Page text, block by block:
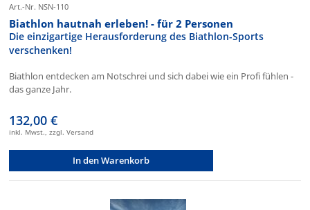
Art.-Nr. NSN-110
Biathlon hautnah erleben! - für 2 Personen
Die einzigartige Herausforderung des Biathlon-Sports
verschenken!
Biathlon entdecken am Notschrei und sich dabei wie ein Profi fühlen -
das ganze Jahr.
132,00 €
inkl. Mwst., zzgl. Versand
In den Warenkorb